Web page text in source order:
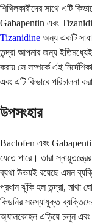
শিথিলকারীদের সাথে এটি
Gabapentin এবং
Tizanidine অন্য একটি
তন্দ্রা আপনার জন্য
করায় সে সম্পর্কে এই
এবং এটি কিভাবে পরিচালনা
উপসংহার
Baclofen এবং Gabapentin
যেতে পারে। তারা
ব্যথা উভয়ই রয়েছে এমন
প্রধান ঝুঁকি হল তন্দ্রা, মাথা
কিডনির সমস্যাযুক্ত
অ্যালকোহল এড়িয়ে চলুন